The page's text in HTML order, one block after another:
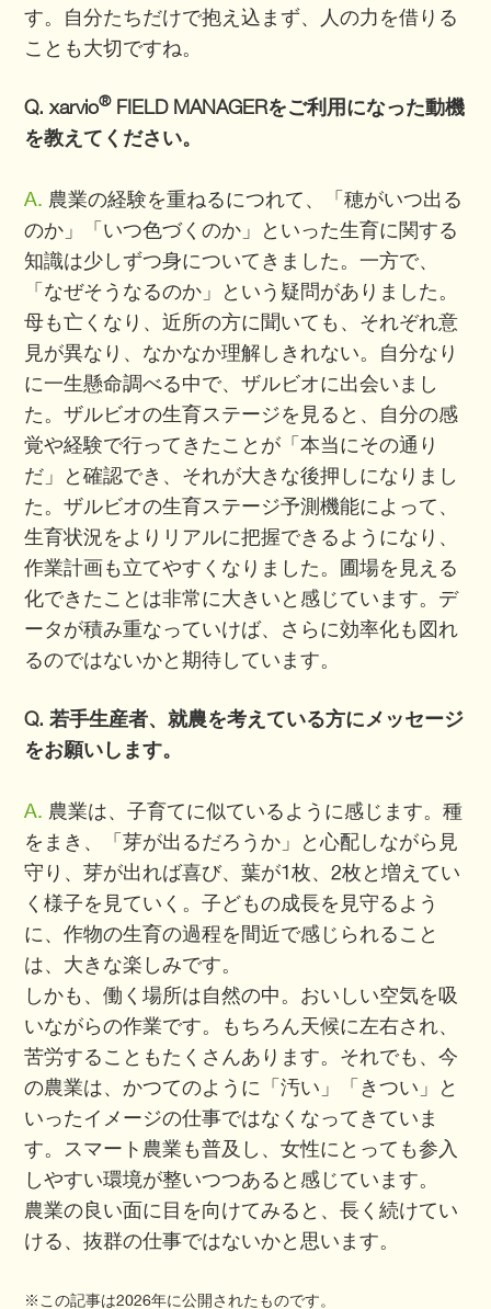
す。自分たちだけで抱え込まず、人の力を借りる
ことも大切ですね。
Q. xarvio®FIELD MANAGERをご利用になった動機
を教えてください。
A. 農業の経験を重ねるにつれて、「穂がいつ出る
のか」「いつ色づくのか」といった生育に関する
知識は少しずつ身についてきました。一方で、
「なぜそうなるのか」という疑問がありました。
母も亡くなり、近所の方に聞いても、それぞれ意
見が異なり、なかなか理解しきれない。自分なり
に一生懸命調べる中で、ザルビオに出会いまし
た。ザルビオの生育ステージを見ると、自分の感
覚や経験で行ってきたことが「本当にその通り
だ」と確認でき、それが大きな後押しになりまし
た。ザルビオの生育ステージ予測機能によって、
生育状況をよりリアルに把握できるようになり、
作業計画も立てやすくなりました。圃場を見える
化できたことは非常に大きいと感じています。デ
ータが積み重なっていけば、さらに効率化も図れ
るのではないかと期待しています。
Q. 若手生産者、就農を考えている方にメッセージ
をお願いします。
A. 農業は、子育てに似ているように感じます。種
をまき、「芽が出るだろうか」と心配しながら見
守り、芽が出れば喜び、葉が1枚、2枚と増えてい
く様子を見ていく。子どもの成長を見守るよう
に、作物の生育の過程を間近で感じられること
は、大きな楽しみです。
しかも、働く場所は自然の中。おいしい空気を吸
いながらの作業です。もちろん天候に左右され、
苦労することもたくさんあります。それでも、今
の農業は、かつてのように「汚い」「きつい」と
いったイメージの仕事ではなくなってきていま
す。スマート農業も普及し、女性にとっても参入
しやすい環境が整いつつあると感じています。
農業の良い面に目を向けてみると、長く続けてい
ける、抜群の仕事ではないかと思います。
※この記事は2026年に公開されたものです。